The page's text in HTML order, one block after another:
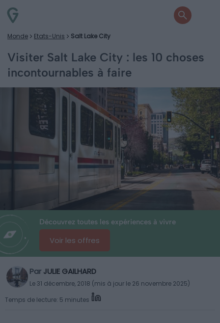
Monde Etats-Unis Salt Lake City
Visiter Salt Lake City : les 10 choses
incontournables à faire
Découvrez toutes les expériences à vivre
Voir les offres
Par JULIE GAILHARD
Le 31 décembre, 2018 (mis à jour le 26 novembre 2025)
Temps de lecture: 5 minutes